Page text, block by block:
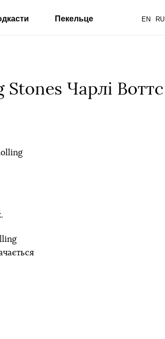
EN RU
Пекельце
Чарлі Воттс